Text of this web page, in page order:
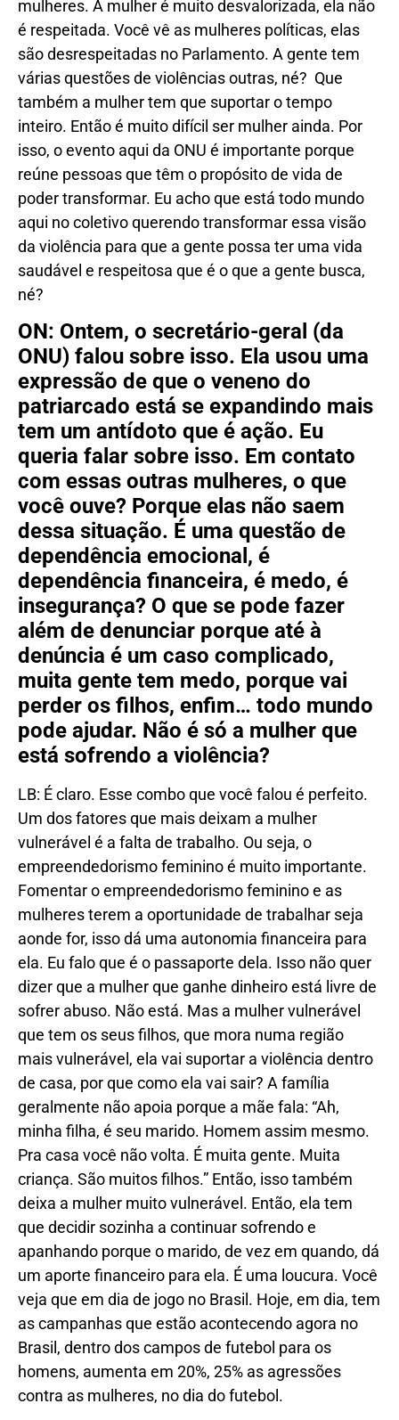
mulheres. A mulher é muito desvalorizada, ela não
é respeitada. Você vê as mulheres políticas, elas
são desrespeitadas no Parlamento. A gente tem
várias questões de violências outras, né? Que
também a mulher tem que suportar o tempo
inteiro. Então é muito difícil ser mulher ainda. Por
isso, o evento aqui da ONU é importante porque
reúne pessoas que têm o propósito de vida de
poder transformar. Eu acho que está todo mundo
aqui no coletivo querendo transformar essa visão
da violência para que a gente possa ter uma vida
saudável e respeitosa que é o que a gente busca,
né?
ON: Ontem, o secretário-geral (da
ONU) falou sobre isso. Ela usou uma
expressão de que o veneno do
patriarcado está se expandindo mais
tem um antídoto que é ação. Eu
queria falar sobre isso. Em contato
com essas outras mulheres, o que
você ouve? Porque elas não saem
dessa situação. É uma questão de
dependência emocional, é
dependência financeira, é medo, é
insegurança? O que se pode fazer
além de denunciar porque até à
denúncia é um caso complicado,
muita gente tem medo, porque vai
perder os filhos, enfim… todo mundo
pode ajudar. Não é só a mulher que
está sofrendo a violência?
LB: É claro. Esse combo que você falou é perfeito.
Um dos fatores que mais deixam a mulher
vulnerável é a falta de trabalho. Ou seja, o
empreendedorismo feminino é muito importante.
Fomentar o empreendedorismo feminino e as
mulheres terem a oportunidade de trabalhar seja
aonde for, isso dá uma autonomia financeira para
ela. Eu falo que é o passaporte dela. Isso não quer
dizer que a mulher que ganhe dinheiro está livre de
sofrer abuso. Não está. Mas a mulher vulnerável
que tem os seus filhos, que mora numa região
mais vulnerável, ela vai suportar a violência dentro
de casa, por que como ela vai sair? A família
geralmente não apoia porque a mãe fala: “Ah,
minha filha, é seu marido. Homem assim mesmo.
Pra casa você não volta. É muita gente. Muita
criança. São muitos filhos.” Então, isso também
deixa a mulher muito vulnerável. Então, ela tem
que decidir sozinha a continuar sofrendo e
apanhando porque o marido, de vez em quando, dá
um aporte financeiro para ela. É uma loucura. Você
veja que em dia de jogo no Brasil. Hoje, em dia, tem
as campanhas que estão acontecendo agora no
Brasil, dentro dos campos de futebol para os
homens, aumenta em 20%, 25% as agressões
contra as mulheres, no dia do futebol.